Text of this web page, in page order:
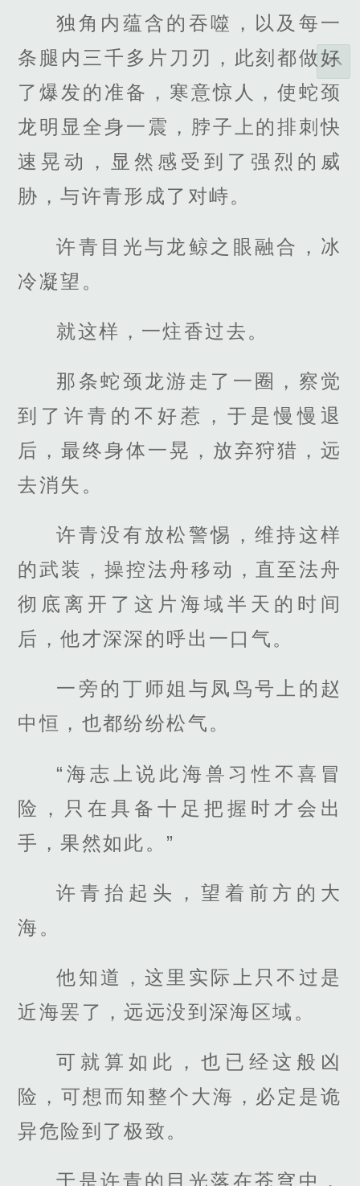
独角内蕴含的吞噬，以及每一
条腿内三千多片刀刃，此刻都做好
了爆发的准备，寒意惊人，使蛇颈
龙明显全身一震，脖子上的排刺快
速晃动，显然感受到了强烈的威
胁，与许青形成了对峙。
许青目光与龙鲸之眼融合，冰
冷凝望。
就这样，一炷香过去。
那条蛇颈龙游走了一圈，察觉
到了许青的不好惹，于是慢慢退
后，最终身体一晃，放弃狩猎，远
去消失。
许青没有放松警惕，维持这样
的武装，操控法舟移动，直至法舟
彻底离开了这片海域半天的时间
后，他才深深的呼出一口气。
一旁的丁师姐与凤鸟号上的赵
中恒，也都纷纷松气。
“海志上说此海兽习性不喜冒
险，只在具备十足把握时才会出
手，果然如此。”
许青抬起头，望着前方的大
海。
他知道，这里实际上只不过是
近海罢了，远远没到深海区域。
可就算如此，也已经这般凶
险，可想而知整个大海，必定是诡
异危险到了极致。
于是许青的目光落在苍穹中，